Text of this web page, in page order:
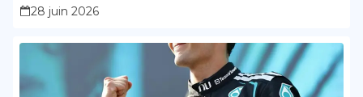
28 juin 2026